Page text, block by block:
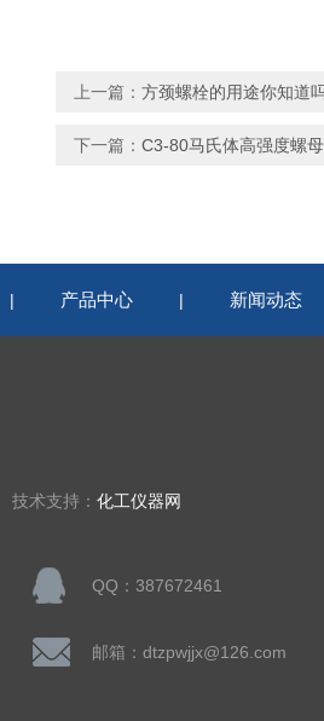
上一篇： 方颈螺栓的用途你知道
下一篇： C3-80马氏体高强度螺
| 产品中心 | 新闻动态
技术支持： 化工仪器网
QQ：387672461
邮箱：dtzpwjjx@126.com